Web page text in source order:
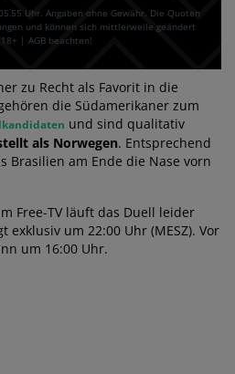
Uhr. Angaben ohne Gewähr. Die Quoten
und können sich mittlerweile geändert
| AGB beachten!
zu Recht als Favorit in die
die Südamerikaner zum
und sind qualitativ
als Norwegen. Entsprechend
Brasilien am Ende die Nase vorn
Free-TV läuft das Duell leider
exklusiv um 22:00 Uhr (MESZ). Vor
um 16:00 Uhr.